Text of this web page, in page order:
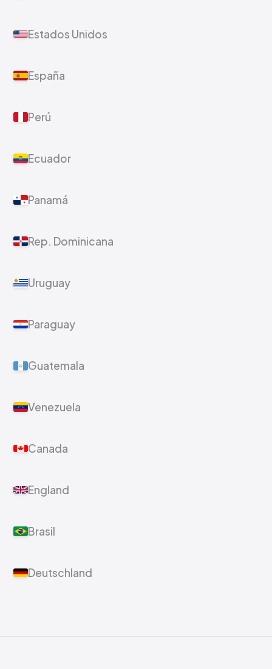
Estados Unidos
España
Perú
Ecuador
Panamá
Rep. Dominicana
Uruguay
Paraguay
Guatemala
Venezuela
Canada
England
Brasil
Deutschland